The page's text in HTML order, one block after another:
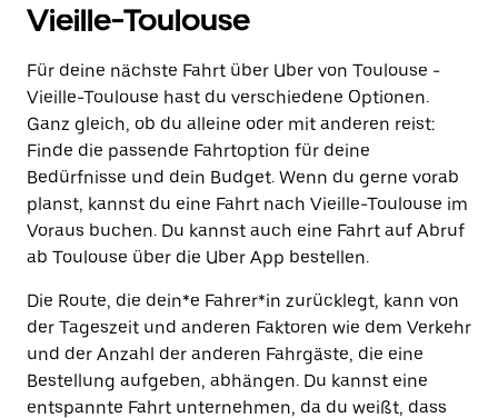
Vieille-Toulouse
Für deine nächste Fahrt über Uber von Toulouse -
Vieille-Toulouse hast du verschiedene Optionen.
Ganz gleich, ob du alleine oder mit anderen reist:
Finde die passende Fahrtoption für deine
Bedürfnisse und dein Budget. Wenn du gerne vorab
planst, kannst du eine Fahrt nach Vieille-Toulouse im
Voraus buchen. Du kannst auch eine Fahrt auf Abruf
ab Toulouse über die Uber App bestellen.
Die Route, die dein*e Fahrer*in zurücklegt, kann von
der Tageszeit und anderen Faktoren wie dem Verkehr
und der Anzahl der anderen Fahrgäste, die eine
Bestellung aufgeben, abhängen. Du kannst eine
entspannte Fahrt unternehmen, da du weißt, dass